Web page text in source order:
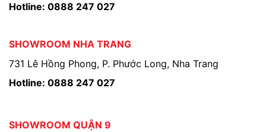
Hotline: 0888 247 027
SHOWROOM NHA TRANG
731 Lê Hồng Phong, P. Phước Long, Nha Trang
Hotline: 0888 247 027
SHOWROOM QUẬN 9